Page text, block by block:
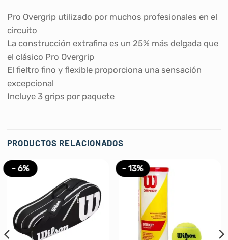
Pro Overgrip utilizado por muchos profesionales en el
circuito
La construcción extrafina es un 25% más delgada que
el clásico Pro Overgrip
El fieltro fino y flexible proporciona una sensación
excepcional
Incluye 3 grips por paquete
PRODUCTOS RELACIONADOS
- 6% - 13%